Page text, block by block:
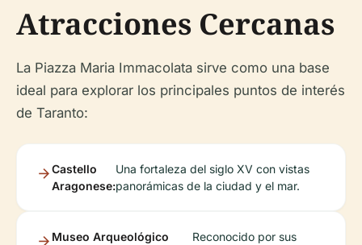
Atracciones Cercanas
La Piazza Maria Immacolata sirve como una base
ideal para explorar los principales puntos de interés
de Taranto:
Castello
Aragonese:
Una fortaleza del siglo XV con vistas
panorámicas de la ciudad y el mar.
Museo Arqueológico
Reconocido por sus